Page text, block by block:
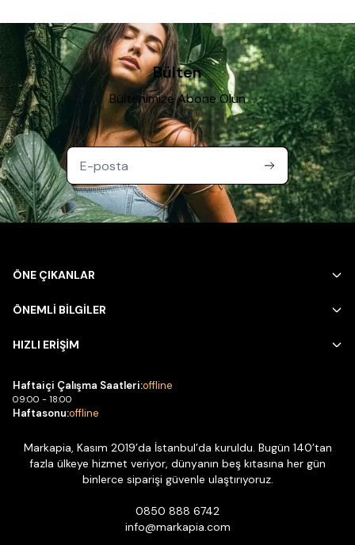
Bülten
Bültenimize Abone Olun
ÖNE ÇIKANLAR
ÖNEMLİ BİLGİLER
HIZLI ERİŞİM
Haftaiçi Çalışma Saatleri:offline
09:00 - 18:00
Haftasonu:offline
Markapia, Kasım 2019’da İstanbul’da kuruldu. Bugün 140’tan
fazla ülkeye hizmet veriyor, dünyanın beş kıtasına her gün
binlerce siparişi güvenle ulaştırıyoruz.
0850 888 6742
info@markapia.com